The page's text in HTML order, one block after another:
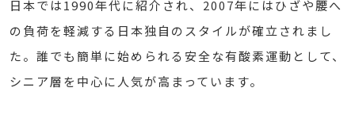
日本では1990年代に紹介され、2007年にはひざや腰へ
の負荷を軽減する日本独自のスタイルが確立されまし
た。誰でも簡単に始められる安全な有酸素運動として、
シニア層を中心に人気が高まっています。